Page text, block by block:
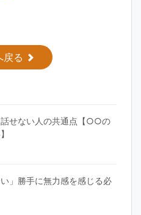
戻る
せない人の共通点【○○の
い」勝手に無力感を感じる必